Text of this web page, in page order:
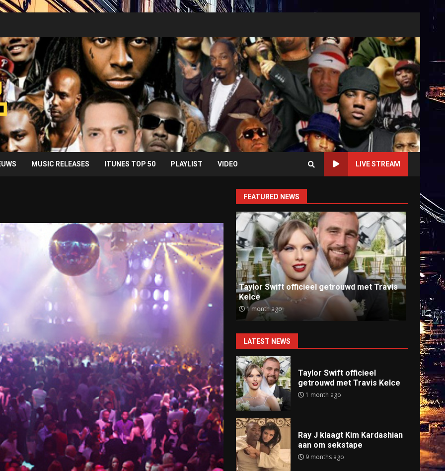
MUSIC RELEASES ITUNES TOP 50 PLAYLIST VIDEO LIVE STREAM
FEATURED NEWS
Taylor Swift officieel getrouwd met Travis
Ray J klaagt Kim Kardashian aan om
sekstape
9 months ago
Anti-
9
LATEST NEWS
Taylor Swift officieel
getrouwd met Travis Kelce
1 month ago
Ray J klaagt Kim Kardashian
aan om sekstape
9 months ago